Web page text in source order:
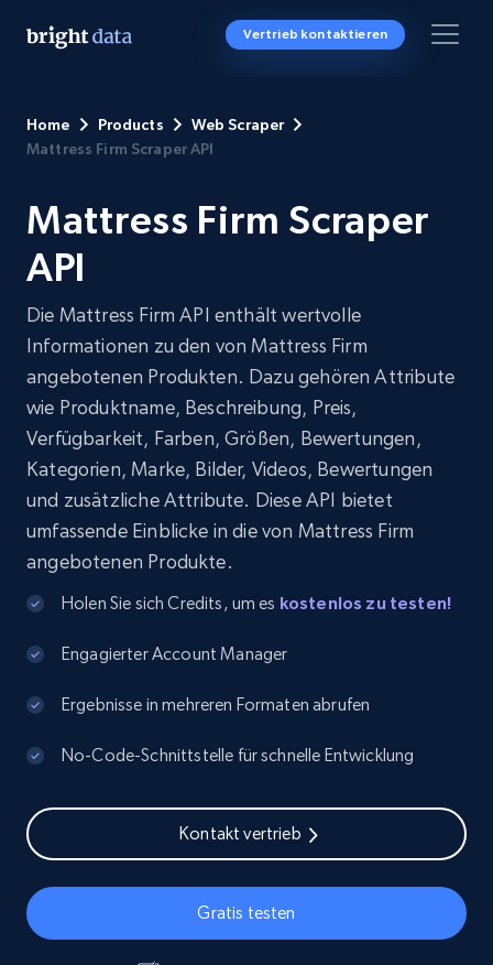
Vertrieb kontaktieren
Home Products
Web Scraper
Mattress Firm Scraper API
Mattress Firm Scraper
API
Die Mattress Firm API enthält wertvolle
Informationen zu den von Mattress Firm
angebotenen Produkten. Dazu gehören Attribute
wie Produktname, Beschreibung, Preis,
Verfügbarkeit, Farben, Größen, Bewertungen,
Kategorien, Marke, Bilder, Videos, Bewertungen
und zusätzliche Attribute. Diese API bietet
umfassende Einblicke in die von Mattress Firm
angebotenen Produkte.
Holen Sie sich Credits, um es kostenlos zu testen!
Engagierter Account Manager
Ergebnisse in mehreren Formaten abrufen
No-Code-Schnittstelle für schnelle Entwicklung
Kontakt vertrieb
Gratis testen